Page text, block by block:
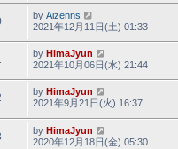
by Aizenns
2021年12月11日(土) 01:33
by HimaJyun
2021年10月06日(水) 21:44
by HimaJyun
2021年9月21日(火) 16:37
by HimaJyun
2020年12月18日(金) 05:30